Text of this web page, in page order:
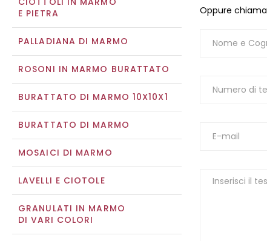
E PIETRA
PALLADIANA DI MARMO
ROSONI IN MARMO BURATTATO
BURATTATO DI MARMO 10X10X1
BURATTATO DI MARMO
MOSAICI DI MARMO
LAVELLI E CIOTOLE
GRANULATI IN MARMO
DI VARI COLORI
Oppure chiama